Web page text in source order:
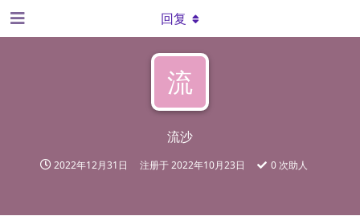
流
流沙
2022年12月31日 注册于2022年10月23日 0 次助人
回复